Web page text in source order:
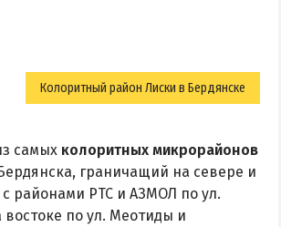
Колоритный район Лиски в Бердянске
самых колоритных микрорайонов
граничащий на севере и
районами РТС и АЗМОЛ по ул.
востоке по ул. Меотиды и